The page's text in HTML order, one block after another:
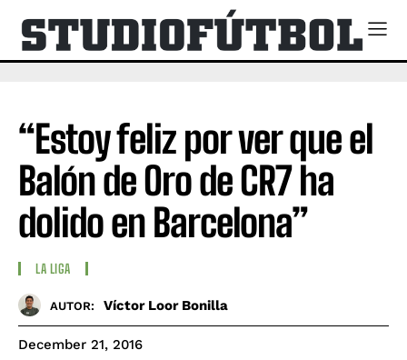
“Estoy feliz por ver que el
Balón de Oro de CR7 ha
dolido en Barcelona”
LA LIGA
AUTOR: Víctor Loor Bonilla
December 21, 2016